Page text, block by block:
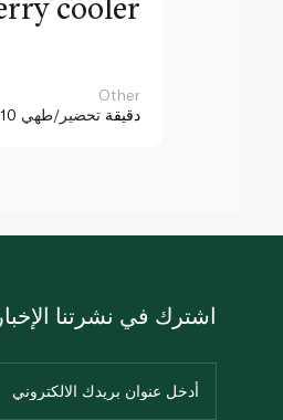
Other
10 دقيقة تحضير/طهي
اشترك في نشرتنا